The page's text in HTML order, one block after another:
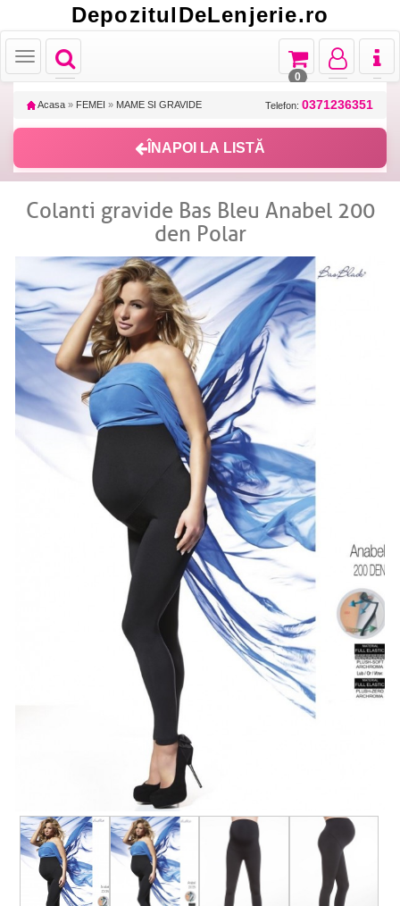
DepozitulDeLenjerie.ro
Toggle
navigation
Toggle
Toggle
navigation
Toggle
navigation
Toggle
navigation
0
Acasa » FEMEI » MAME SI GRAVIDE Telefon: 0371236351
ÎNAPOI LA LISTĂ
Colanti gravide Bas Bleu Anabel 200
den Polar